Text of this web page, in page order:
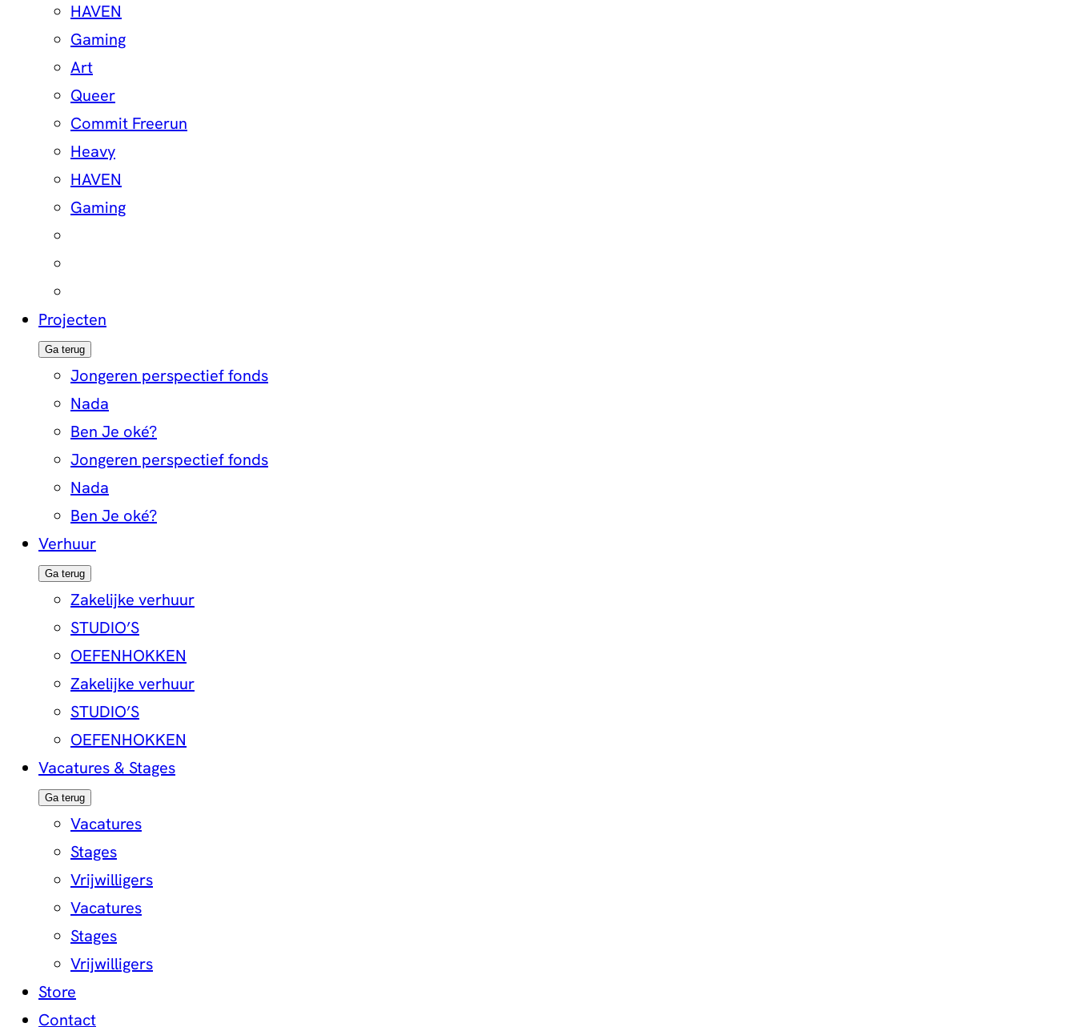
HAVEN
Gaming
Art
Queer
Commit Freerun
Heavy
HAVEN
Gaming
Projecten
Ga terug
Jongeren perspectief fonds
Nada
Ben Je oké?
Jongeren perspectief fonds
Nada
Ben Je oké?
Verhuur
Ga terug
Zakelijke verhuur
STUDIO’S
OEFENHOKKEN
Zakelijke verhuur
STUDIO’S
OEFENHOKKEN
Vacatures & Stages
Ga terug
Vacatures
Stages
Vrijwilligers
Vacatures
Stages
Vrijwilligers
Store
Contact